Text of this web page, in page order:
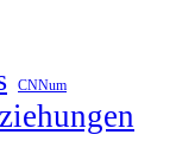
CNNum